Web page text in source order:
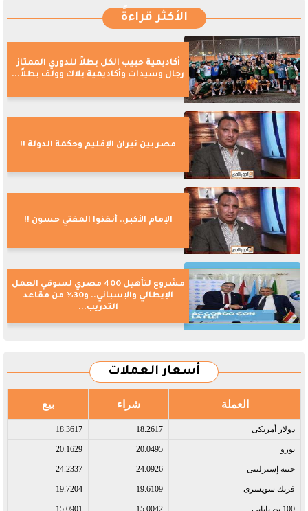
الأكثر قراءةً
أكاديمية حبيب الكل بطلاً للدوري الممتاز
رجال وسيدات وأكاديمية بلاك وولف بطلاً...
مصر بين نيران الإقليم وحكمة الدولة !!
الإمام الأكبر.. أنقذوا المفتي حسون !!
مشروع لتأهيل 400 مصري لسوقي العمل
الإيطالي والإسباني.. و30% من مقاعد
التدريب...
أسعار العملات
العملة شراء بيع
دولار أمريكى​ 18.2617
18.3617
يورو​ 20.0495
20.1629
جنيه إسترلينى​ 24.0926
24.2337
فرنك سويسرى​ 19.6109
19.7204
100 ين يابانى​ 15.0042
15.0901